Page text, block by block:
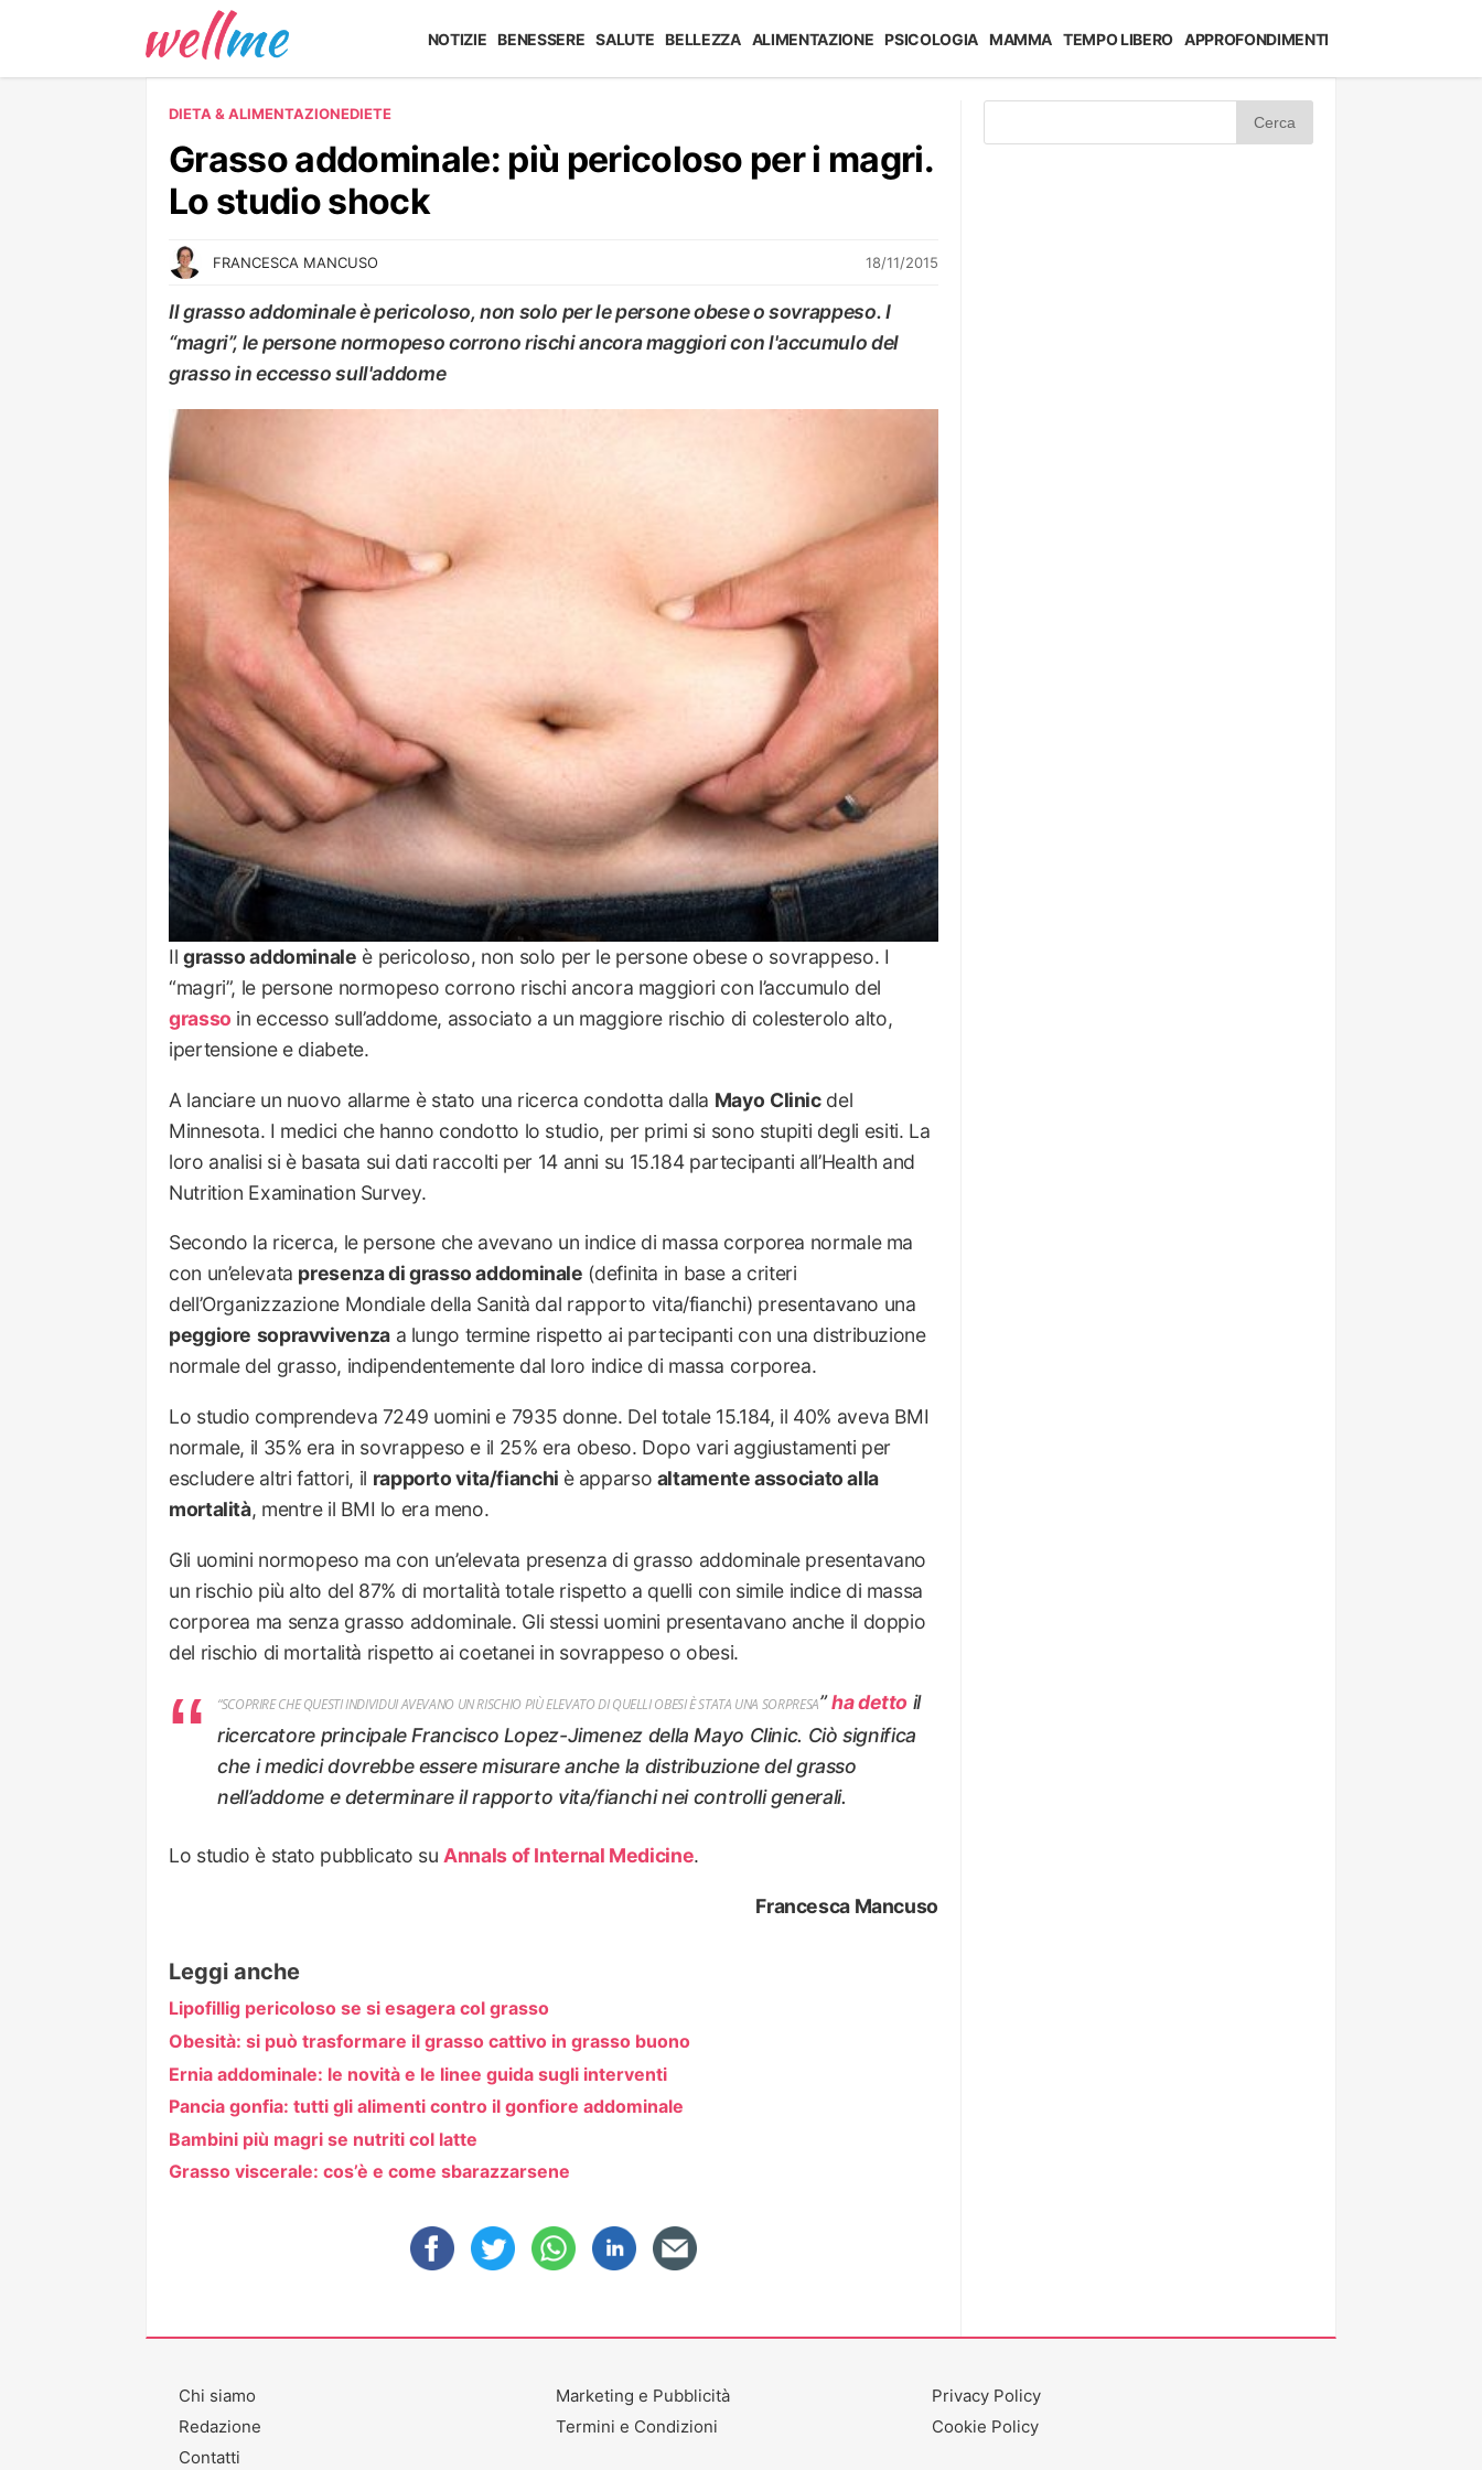
NOTIZIE BENESSERE SALUTE BELLEZZA ALIMENTAZIONE PSICOLOGIA MAMMA TEMPO LIBERO APPROFONDIMENTI
DIETA & ALIMENTAZIONEDIETE
Grasso addominale: più pericoloso per i magri.
Lo studio shock
FRANCESCA MANCUSO 18/11/2015
Il grasso addominale è pericoloso, non solo per le persone obese o sovrappeso. I
“magri”, le persone normopeso corrono rischi ancora maggiori con l'accumulo del
grasso in eccesso sull'addome
DIETE
Il grasso addominale è pericoloso, non solo per le persone obese o sovrappeso. I
“magri”, le persone normopeso corrono rischi ancora maggiori con l’accumulo del
grasso in eccesso sull’addome, associato a un maggiore rischio di colesterolo alto,
ipertensione e diabete.
A lanciare un nuovo allarme è stato una ricerca condotta dalla Mayo Clinicdel
Minnesota. I medici che hanno condotto lo studio, per primi si sono stupiti degli esiti. La
loro analisi si è basata sui dati raccolti per 14 anni su 15.184 partecipanti all’Health and
Nutrition Examination Survey.
Secondo la ricerca, le persone che avevano un indice di massa corporea normale ma
con un’elevata presenza di grasso addominale (definita in base a criteri
dell’Organizzazione Mondiale della Sanità dal rapporto vita/fianchi) presentavano una
peggiore sopravvivenzaa lungo termine rispetto ai partecipanti con una distribuzione
normale del grasso, indipendentemente dal loro indice di massa corporea.
Lo studio comprendeva 7249 uomini e 7935 donne. Del totale 15.184, il 40% aveva BMI
normale, il 35% era in sovrappeso e il 25% era obeso. Dopo vari aggiustamenti per
escludere altri fattori, il rapporto vita/fianchi è apparso altamente associato alla
mortalità, mentre il BMI lo era meno.
Gli uomini normopeso ma con un’elevata presenza di grasso addominale presentavano
un rischio più alto del 87% di mortalità totale rispetto a quelli con simile indice di massa
corporea ma senza grasso addominale. Gli stessi uomini presentavano anche il doppio
del rischio di mortalità rispetto ai coetanei in sovrappeso o obesi.
“SCOPRIRE CHE QUESTI INDIVIDUI AVEVANO UN RISCHIO PIÙ ELEVATO DI QUELLI OBESI È STATA UNA SORPRESA”ha detto il
ricercatore principale Francisco Lopez-Jimenez della Mayo Clinic. Ciò significa
che i medici dovrebbe essere misurare anche la distribuzione del grasso
nell’addome e determinare il rapporto vita/fianchi nei controlli generali.
Lo studio è stato pubblicato suAnnals of Internal Medicine.
Francesca Mancuso
Leggi anche
Lipofillig pericoloso se si esagera col grasso
Obesità: si può trasformare il grasso cattivo in grasso buono
Ernia addominale: le novità e le linee guida sugli interventi
Pancia gonfia: tutti gli alimenti contro il gonfiore addominale
Bambini più magri se nutriti col latte
Grasso viscerale: cos’è e come sbarazzarsene
Chi siamo
Redazione
Contatti
Marketing e Pubblicità
Termini e Condizioni
Privacy Policy
Cookie Policy